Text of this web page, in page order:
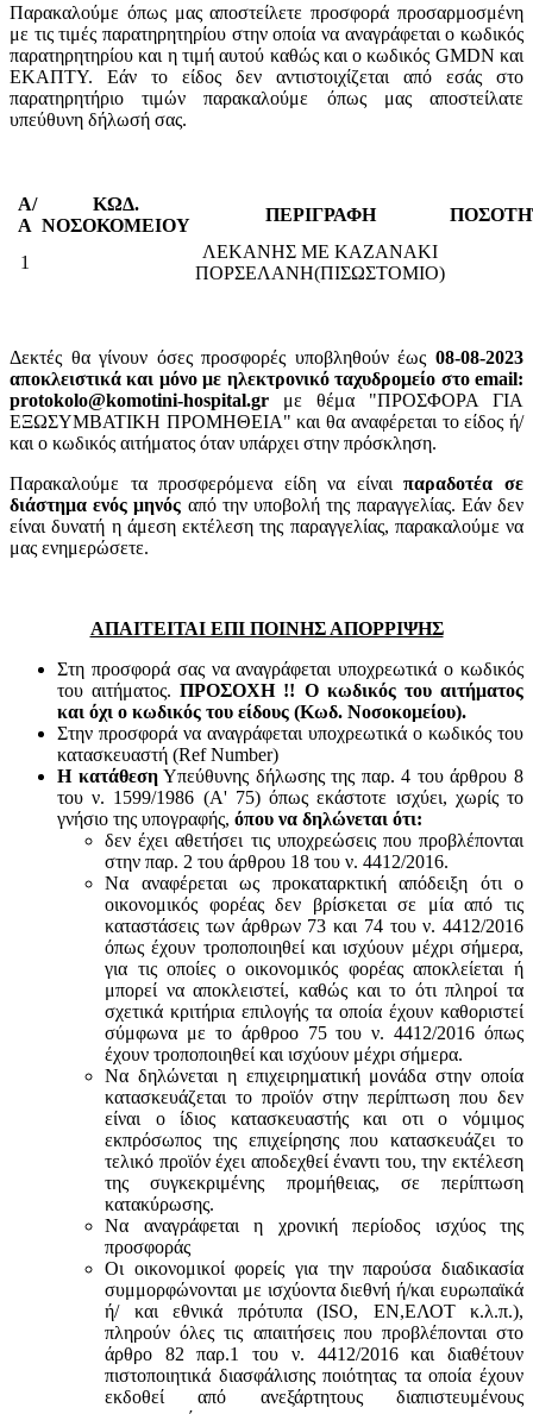
Παρακαλούμε όπως μας αποστείλετε προσφορά προσαρμοσμένη
με τις τιμές παρατηρητηρίου στην οποία να αναγράφεται ο κωδικός
παρατηρητηρίου και η τιμή αυτού καθώς και ο κωδικός GMDN και
ΕΚΑΠΤΥ. Εάν το είδος δεν αντιστοιχίζεται από εσάς στο
παρατηρητήριο τιμών παρακαλούμε όπως μας αποστείλατε
υπεύθυνη δήλωσή σας.
Α/
Α
ΚΩΔ.
ΝΟΣΟΚΟΜΕΙΟΥ
ΠΕΡΙΓΡΑΦΗ
1
ΛΕΚΑΝΗΣ ΜΕ ΚΑΖΑΝΑΚΙ
ΠΟΡΣΕΛΑΝΗ(ΠΙΣΩΣΤΟΜΙΟ)
Δεκτές θα γίνουν όσες προσφορές υποβληθούν έως 08-08-2023
αποκλειστικά και μόνο με ηλεκτρονικό ταχυδρομείο στο email:
protokolo@komotini-hospital.gr με θέμα "ΠΡΟΣΦΟΡΑ ΓΙΑ
ΕΞΩΣΥΜΒΑΤΙΚΗ ΠΡΟΜΗΘΕΙΑ" και θα αναφέρεται το είδος ή/
και ο κωδικός αιτήματος όταν υπάρχει στην πρόσκληση.
Παρακαλούμε τα προσφερόμενα είδη να είναιπαραδοτέα σε
διάστημα ενός μηνός από την υποβολή της παραγγελίας. Εάν δεν
είναι δυνατή η άμεση εκτέλεση της παραγγελίας, παρακαλούμε να
μας ενημερώσετε.
ΑΠΑΙΤΕΙΤΑΙ ΕΠΙ ΠΟΙΝΗΣ ΑΠΟΡΡΙΨΗΣ
Στη προσφορά σας να αναγράφεται υποχρεωτικά ο κωδικός
του αιτήματος.ΠΡΟΣΟΧΗ !! Ο κωδικός του αιτήματος
και όχι ο κωδικός του είδους (Κωδ. Νοσοκομείου).
Στην προσφορά να αναγράφεται υποχρεωτικά ο κωδικός του
κατασκευαστή (Ref Number)
Η κατάθεσηΥπεύθυνης δήλωσης της παρ. 4 του άρθρου 8
του ν. 1599/1986 (Α' 75) όπως εκάστοτε ισχύει, χωρίς το
γνήσιο της υπογραφής, όπου να δηλώνεται ότι:
δεν έχει αθετήσει τις υποχρεώσεις που προβλέπονται
στην παρ. 2 του άρθρου 18 του ν. 4412/2016.
Να αναφέρεται ως προκαταρκτική απόδειξη ότι ο
οικονομικός φορέας δεν βρίσκεται σε μία από τις
καταστάσεις των άρθρων 73 και 74 του ν. 4412/2016
όπως έχουν τροποποιηθεί και ισχύουν μέχρι σήμερα,
για τις οποίες ο οικονομικός φορέας αποκλείεται ή
μπορεί να αποκλειστεί, καθώς και το ότι πληροί τα
σχετικά κριτήρια επιλογής τα οποία έχουν καθοριστεί
σύμφωνα με τo άρθροo 75 του ν. 4412/2016 όπως
έχουν τροποποιηθεί και ισχύουν μέχρι σήμερα.
Να δηλώνεται η επιχειρηματική μονάδα στην οποία
κατασκευάζεται το προϊόν στην περίπτωση που δεν
είναι ο ίδιος κατασκευαστής και oτι ο νόμιμος
εκπρόσωπος της επιχείρησης που κατασκευάζει το
τελικό προϊόν έχει αποδεχθεί έναντι του, την εκτέλεση
της συγκεκριμένης προμήθειας, σε περίπτωση
κατακύρωσης.
Να αναγράφεται η χρονική περίοδος ισχύος της
προσφοράς
Οι οικονομικοί φορείς για την παρούσα διαδικασία
συμμορφώνονται με ισχύοντα διεθνή ή/και ευρωπαϊκά
ή/ και εθνικά πρότυπα (ISO, ΕΝ,ΕΛΟΤ κ.λ.π.),
πληρούν όλες τις απαιτήσεις που προβλέπονται στο
άρθρο 82 παρ.1 του ν. 4412/2016 και διαθέτουν
πιστοποιητικά διασφάλισης ποιότητας τα οποία έχουν
εκδοθεί από ανεξάρτητους διαπιστευμένους